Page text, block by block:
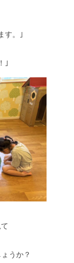
す。｣
｣
うか？